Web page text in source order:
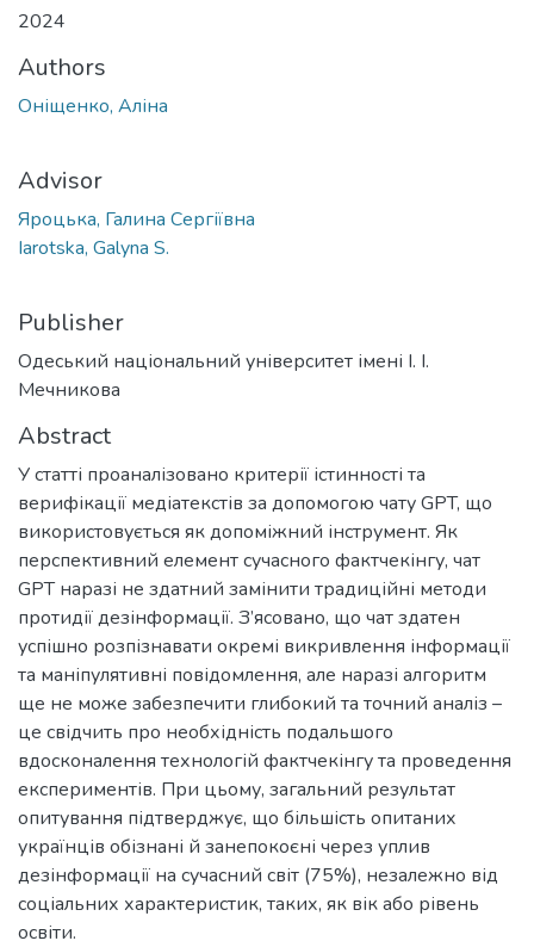
2024
Authors
Оніщенко, Аліна
Advisor
Яроцька, Галина Сергіївна
Iarotska, Galyna S.
Publisher
Одеський національний університет імені І. І.
Мечникова
Abstract
У статті проаналізовано критерії істинності та
верифікації медіатекстів за допомогою чату GPT, що
використовується як допоміжний інструмент. Як
перспективний елемент сучасного фактчекінгу, чат
GPT наразі не здатний замінити традиційні методи
протидії дезінформації. З’ясовано, що чат здатен
успішно розпізнавати окремі викривлення інформації
та маніпулятивні повідомлення, але наразі алгоритм
ще не може забезпечити глибокий та точний аналіз –
це свідчить про необхідність подальшого
вдосконалення технологій фактчекінгу та проведення
експериментів. При цьому, загальний результат
опитування підтверджує, що більшість опитаних
українців обізнані й занепокоєні через уплив
дезінформації на сучасний світ (75%), незалежно від
соціальних характеристик, таких, як вік або рівень
освіти.